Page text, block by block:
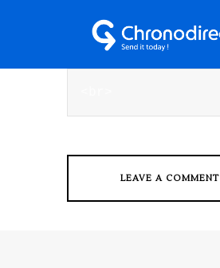
NOS SERVICES
NOS CAS CLIENTS
NOUS CONTACTER
Mobile / Web
LEAVE A COMMENT